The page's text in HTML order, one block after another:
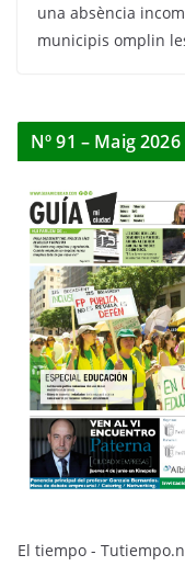
una absència
municipis omplin
Nº 91 – Maig 2026
El tiempo -